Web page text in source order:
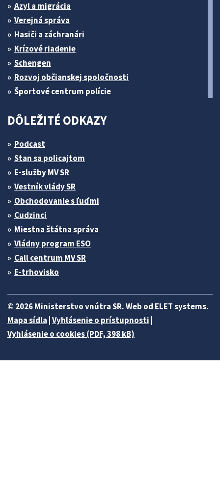
Azyl a migrácia
Verejná správa
Hasiči a záchranári
Krízové riadenie
Schengen
Rozvoj občianskej spoločnosti
Športové centrum polície
DÔLEŽITÉ ODKAZY
Podcast
Stan sa policajtom
E-služby MV SR
Vestník vlády SR
Obchodovanie s ľuďmi
Cudzinci
Miestna štátna správa
Vládny program ESO
Call centrum MV SR
E-trhovisko
© 2026 Ministerstvo vnútra SR. Web od ELET systems.
Mapa sídla Vyhlásenie o prístupnosti
Vyhlásenie o cookies (PDF, 398 kB)